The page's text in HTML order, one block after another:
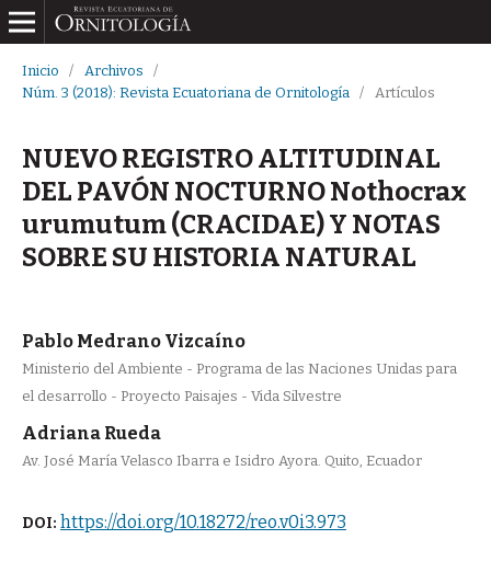
Inicio / Archivos
/
Núm. 3 (2018): Revista Ecuatoriana de Ornitología
/ Artículos
NUEVO REGISTRO ALTITUDINAL
DEL PAVÓN NOCTURNO Nothocrax
urumutum (CRACIDAE) Y NOTAS
SOBRE SU HISTORIA NATURAL
Pablo Medrano Vizcaíno
Ministerio del Ambiente - Programa de las Naciones Unidas para
el desarrollo - Proyecto Paisajes - Vida Silvestre
Adriana Rueda
Av. José María Velasco Ibarra e Isidro Ayora. Quito, Ecuador
DOI: https://doi.org/10.18272/reo.v0i3.973